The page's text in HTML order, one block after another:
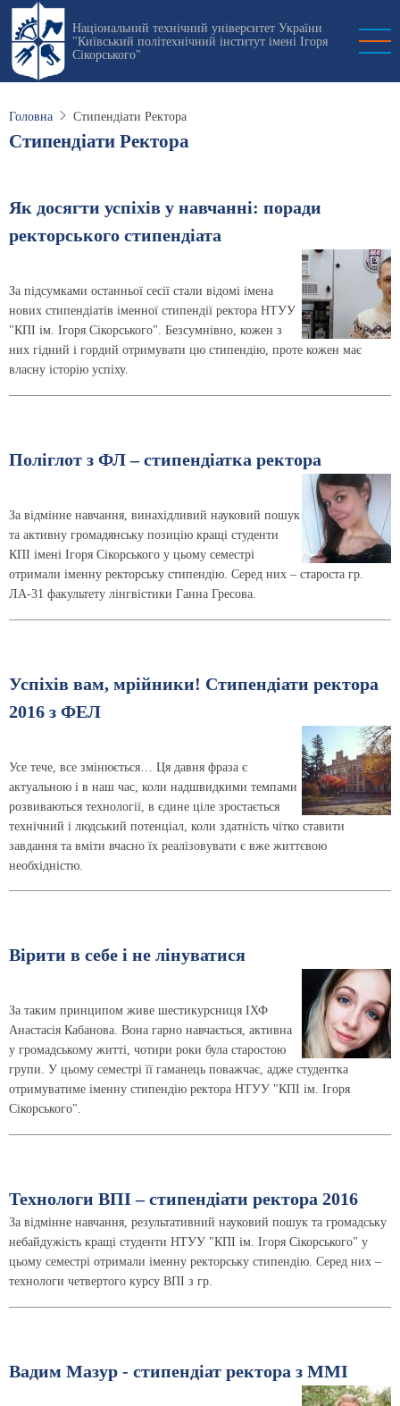
Перейти
основного
вмісту
Національний технічний університет України
"Київський політехнічний інститут імені Ігоря
Сікорського"
Головна Стипендіати Ректора
Стипендіати Ректора
Як досягти успіхів у навчанні: поради
ректорського стипендіата
За підсумками останньої сесії стали відомі імена
нових стипендіатів іменної стипендії ректора НТУУ
"КПІ ім. Ігоря Сікорського". Безсумнівно, кожен з
них гідний і гордий отримувати цю стипендію, проте кожен має
власну історію успіху.
Поліглот з ФЛ – стипендіатка ректора
За відмінне навчання, винахідливий науковий пошук
та активну громадянську позицію кращі студенти
КПІ імені Ігоря Сікорського у цьому семестрі
отримали іменну ректорську стипендію. Серед них – староста гр.
ЛА-31 факультету лінгвістики Ганна Гресова.
Успіхів вам, мрійники! Стипендіати ректора
2016 з ФЕЛ
Усе тече, все змінюється… Ця давня фраза є
актуальною і в наш час, коли надшвидкими темпами
розвиваються технології, в єдине ціле зростається
технічний і людський потенціал, коли здатність чітко ставити
завдання та вміти вчасно їх реалізовувати є вже життєвою
необхідністю.
Вірити в себе і не лінуватися
За таким принципом живе шестикурсниця ІХФ
Анастасія Кабанова. Вона гарно навчається, активна
у громадському житті, чотири роки була старостою
групи. У цьому семестрі її гаманець поважчає, адже студентка
отримуватиме іменну стипендію ректора НТУУ "КПІ ім. Ігоря
Сікорського".
Технологи ВПІ – стипендіати ректора 2016
За відмінне навчання, результативний науковий пошук та громадську
небайдужість кращі студенти НТУУ "КПІ ім. Ігоря Сікорського" у
цьому семестрі отримали іменну ректорську стипендію. Серед них –
технологи четвертого курсу ВПІ з гр.
Вадим Мазур - стипендіат ректора з ММІ